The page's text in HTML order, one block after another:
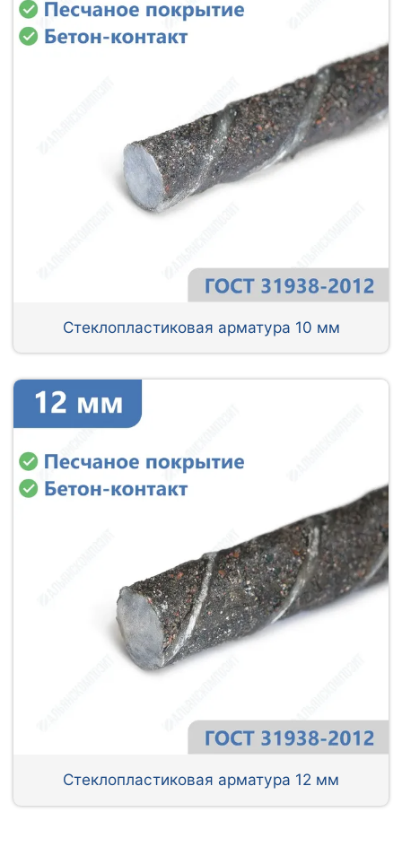
Стеклопластиковая арматура 10 мм
Стеклопластиковая арматура 12 мм